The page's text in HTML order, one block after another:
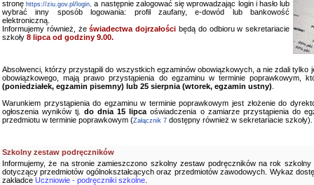
stronęhttps://ziu.gov.pl/login, a następnie zalogować się wprowadzając login i hasło lub
wybrać inny sposób logowania: profil zaufany, e-dowód lub bankowość
elektroniczną.
Informujemy również, żeświadectwa dojrzałości będą do odbioru w sekretariacie
szkoły 8 lipca od godziny 9.00.
Absolwenci, którzy przystąpili do wszystkich egzaminów obowiązkowych, a nie zdali tylko
obowiązkowego, mają prawo przystąpienia do egzaminu w terminie poprawkowym,
(poniedziałek, egzamin pisemny) lub 25 sierpnia (wtorek, egzamin ustny)
Warunkiem przystąpienia do egzaminu w terminie poprawkowym jest złożenie do
ogłoszenia wyników tj.do dnia 15 lipca oświadczenia o zamiarze przystąpienia do
przedmiotu w terminie poprawkowym (Załącznik 7 dostępny również w sekretariacie szkoły).
Szkolny zestaw podręczników
Informujemy, że na stronie zamieszczono szkolny zestaw podręczników na rok szkolny
dotyczący przedmiotów ogólnokształcących oraz przedmiotów zawodowych. Wykaz
zakładce Uczniowie - podręczniki szkolne